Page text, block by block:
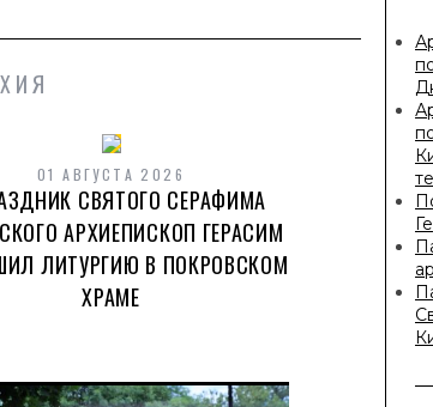
АРХИЕПИСКОП ГЕРАСИМ
ТОРЖЕСТВА В
01 АВГУСТА 2026
СВЯТОГО СЕРАФИМА
АРХИЕПИСКОП ГЕРАСИМ
ЛИТУРГИЮ В ПОКРОВСКОМ
ХРАМЕ